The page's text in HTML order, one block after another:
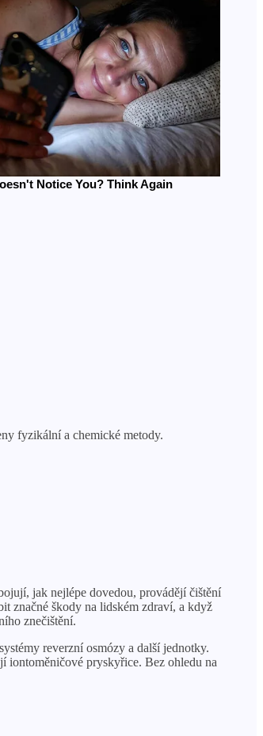
fyzikální a chemické metody.
jak nejlépe dovedou, provádějí čištění
značné škody na lidském zdraví, a když
znečištění.
reverzní osmózy a další jednotky.
iontoměničové pryskyřice. Bez ohledu na